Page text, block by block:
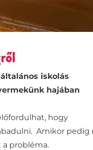
iskolás
hajában
hogy
Amikor pedig
probléma.